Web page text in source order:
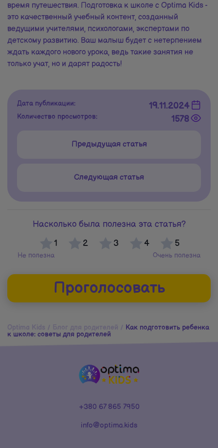
время путешествия. Подготовка к школе с Optima Kids -
это качественный учебный контент, созданный
ведущими учителями, психологами, экспертами по
детскому развитию. Ваш малыш будет с нетерпением
ждать каждого нового урока, ведь такие занятия не
только учат, но и дарят радость!
Дата публикации: 19.11.2024
Количество просмотров: 1578
Предыдущая статья
Следующая статья
Насколько была полезна эта статья?
1
2 3 4 5
Не полезна Очень полезна
Проголосовать
Как подготовить ребенка
к школе: советы для родителей
+380 67 865 7950
info@optima.kids